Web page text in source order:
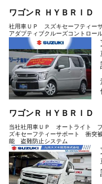
ワゴンＲ ＨＹＢＲＩ
社用車ＵＰ スズキセーフティー
アダプティブクルーズコントロ
ワゴンＲ ＨＹＢＲＩ
当社社用車ＵＰ オートライト
ズキセーフティーサポート 衝突
能 盗難防止システム